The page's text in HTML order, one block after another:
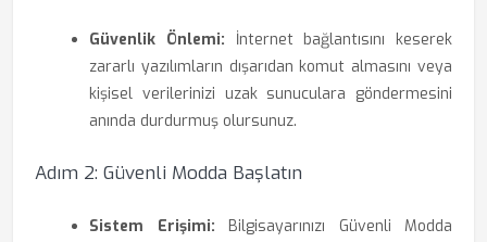
Güvenlik Önlemi: İnternet bağlantısını keserek
zararlı yazılımların dışarıdan komut almasını veya
kişisel verilerinizi uzak sunuculara göndermesini
anında durdurmuş olursunuz.
Adım 2: Güvenli Modda Başlatın
Sistem Erişimi: Bilgisayarınızı Güvenli Modda